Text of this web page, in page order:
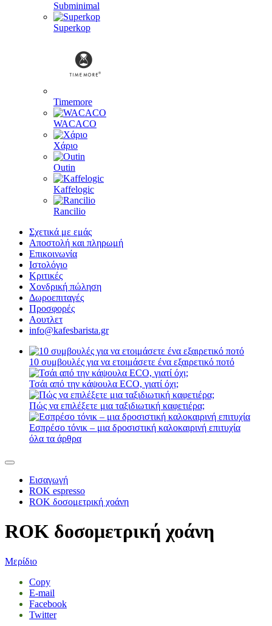
Subminimal
Superkop
Timemore
WACACO
Χάριο
Outin
Kaffelogic
Rancilio
Σχετικά με εμάς
Αποστολή και πληρωμή
Επικοινωνία
Ιστολόγιο
Κριτικές
Χονδρική πώληση
Δωροεπιταγές
Προσφορές
Αουτλετ
info@kafesbarista.gr
10 συμβουλές για να ετοιμάσετε ένα εξαιρετικό ποτό
Τσάι από την κάψουλα ECO, γιατί όχι;
Πώς να επιλέξετε μια ταξιδιωτική καφετιέρα;
Εσπρέσο τόνικ – μια δροσιστική καλοκαιρινή επιτυχία
όλα τα άρθρα
Εισαγωγή
ROK espresso
ROK δοσομετρική χοάνη
ROK δοσομετρική χοάνη
Μερίδιο
Copy
E-mail
Facebook
Twitter